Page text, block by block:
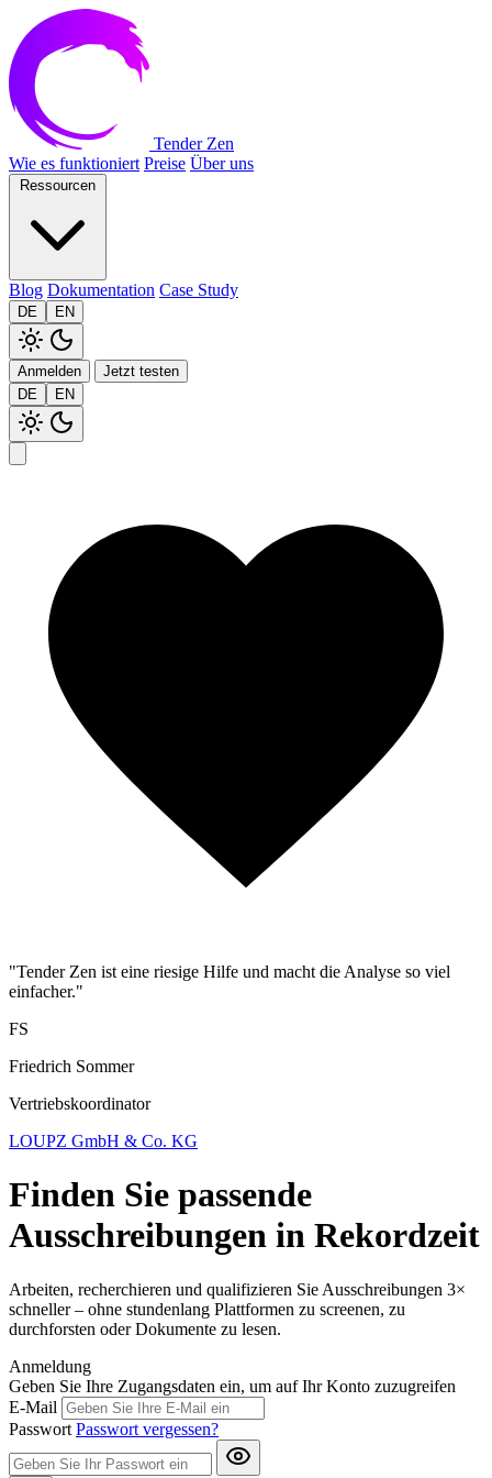
Tender Zen
Wie es funktioniert Preise Über uns
Blog Dokumentation Case Study
DE EN
Anmelden
Jetzt testen
DE
EN
"Tender Zen ist eine riesige Hilfe und macht die Analyse so viel
einfacher."
FS
Friedrich Sommer
Vertriebskoordinator
LOUPZ GmbH & Co. KG
Finden Sie passende
Ausschreibungen in Rekordzeit
Arbeiten, recherchieren und qualifizieren Sie Ausschreibungen 3×
schneller – ohne stundenlang Plattformen zu screenen, zu
durchforsten oder Dokumente zu lesen.
Anmeldung
Geben Sie Ihre Zugangsdaten ein, um auf Ihr Konto zuzugreifen
E-Mail
Passwort Passwort vergessen?